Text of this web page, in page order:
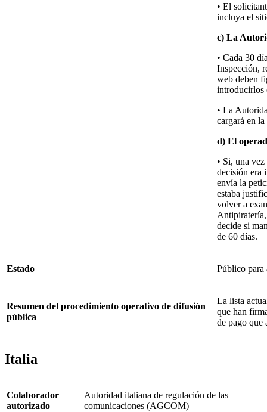
• El
incluya el
c) La
• Cada 30
Inspección,
web deben
introducirlos
• La
cargará en
d) El
• Si, una
decisión era
envía la
estaba
volver a
decide si
de 60 días.
Estado Público para
Resumen del procedimiento operativo de difusión
pública
La lista
que han
de pago que
Italia
Colaborador
autorizado
Autoridad italiana de regulación de las
comunicaciones (AGCOM)